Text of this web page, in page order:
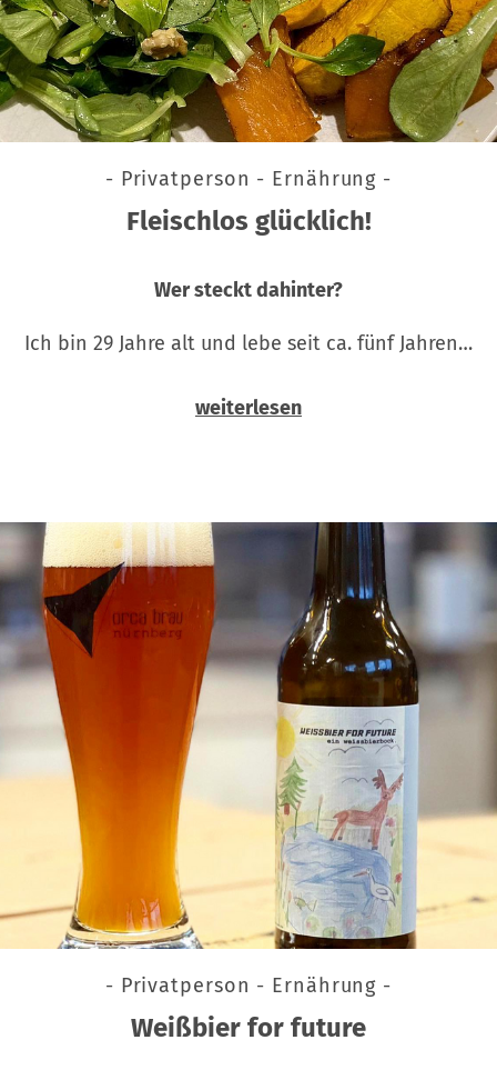
- Privatperson - Ernährung -
Fleischlos glücklich!
Wer steckt dahinter?
Ich bin 29 Jahre alt und lebe seit ca. fünf Jahren…
weiterlesen
- Privatperson - Ernährung -
Weißbier for future